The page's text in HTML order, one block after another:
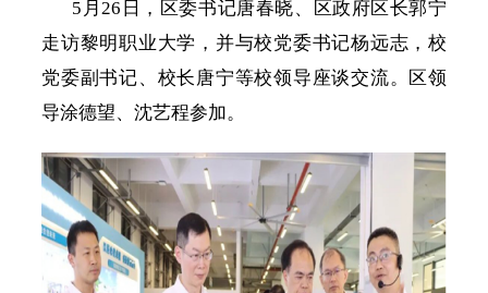
5月26日，区委书记唐春晓、区政府区长郭宁
走访黎明职业大学，并与校党委书记杨远志，校
党委副书记、校长唐宁等校领导座谈交流。区领
导涂德望、沈艺程参加。